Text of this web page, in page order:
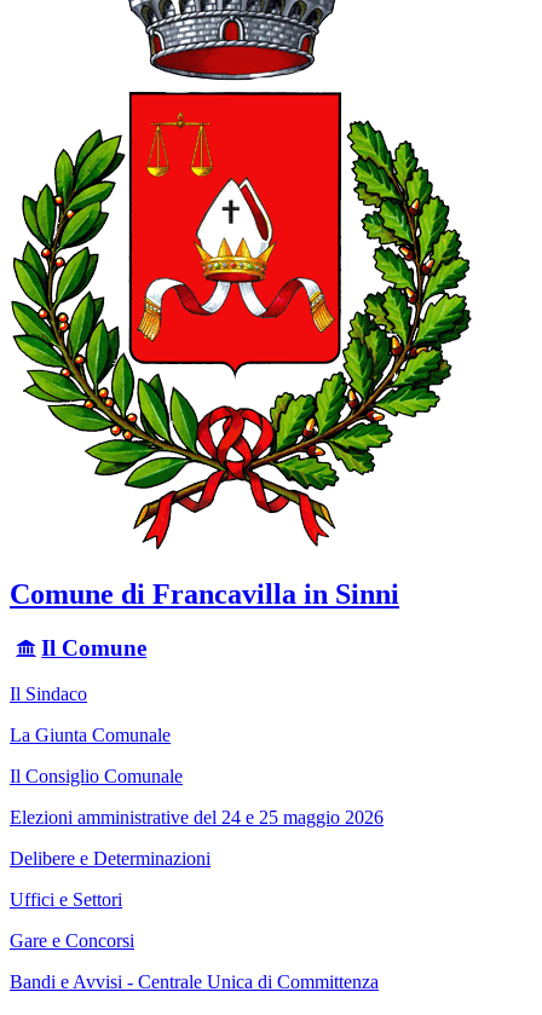
Comune di Francavilla in Sinni
Il Comune
Il Sindaco
La Giunta Comunale
Il Consiglio Comunale
Elezioni amministrative del 24 e 25 maggio 2026
Delibere e Determinazioni
Uffici e Settori
Gare e Concorsi
Bandi e Avvisi - Centrale Unica di Committenza